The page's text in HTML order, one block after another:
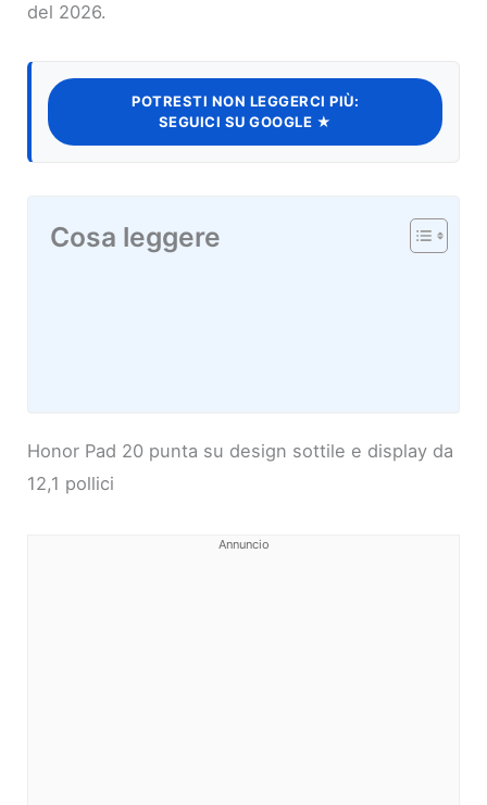
del 2026.
POTRESTI NON LEGGERCI PIÙ:
SEGUICI SU GOOGLE ★
Cosa leggere
Honor Pad 20 punta su design sottile e display da
12,1 pollici
Annuncio